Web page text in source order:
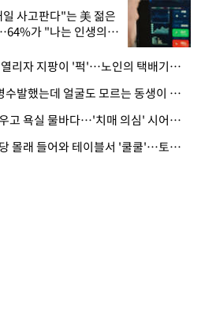
사고판다"는 美 젊은
가 "나는 인생의
· 엘베 문 열리자 지팡이 '퍽'…노인의 택배기사 폭행 이유
· "20년 병수발했는데 얼굴도 모르는 동생이 유산 절반을"…배다른 형제 상속권 있을까
· 냄비 태우고 욕실 물바다…'치매 의심' 시어머니 검사 권유했다가 '날벼락'
· 새벽 식당 몰래 들어와 테이블서 '쿨쿨'…토사물 남기고 사라진 남성